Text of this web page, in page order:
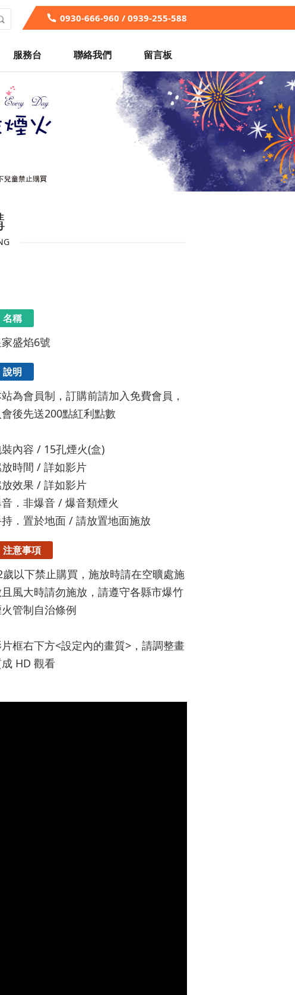
0930-666-960 / 0939-255-588
服務台 聯絡我們 留言板
名稱
盛焰6號
說明
為會員制，訂購前請加入免費會員，
會後先送200點紅利點數
內容 / 15孔煙火(盒)
時間 / 詳如影片
效果 / 詳如影片
．非爆音 / 爆音類煙火
．置於地面 / 請放置地面施放
注意事項
歲以下禁止購買，施放時請在空曠處施
風大時請勿施放，請遵守各縣市爆竹
管制自治條例
框右下方<設定內的畫質>，請調整畫
HD 觀看